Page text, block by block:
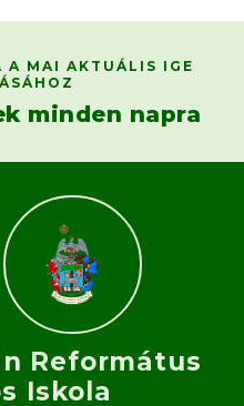
A MAI AKTUÁLIS IGE
minden napra
Református
Iskola